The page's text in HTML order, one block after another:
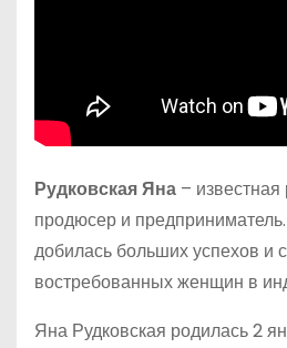
Рудковская Яна –
продюсер и
добилась больших успехов и
востребованных женщин в
Яна Рудковская родилась 2